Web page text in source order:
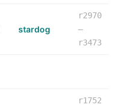
stardog
r2970
–
r3473
r1752